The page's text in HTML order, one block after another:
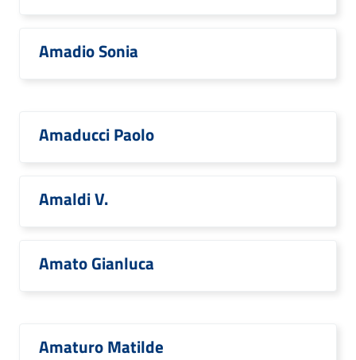
Amadio Sonia
Amaducci Paolo
Amaldi V.
Amato Gianluca
Amaturo Matilde